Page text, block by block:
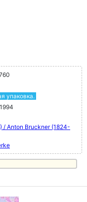
упаковка.
/ Anton Bruckner (1824-